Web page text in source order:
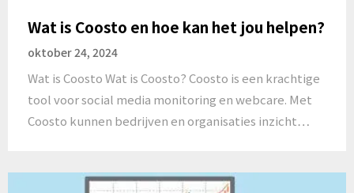
Wat is Coosto en hoe kan het jou helpen?
oktober 24, 2024
Wat is Coosto Wat is Coosto? Coosto is een krachtige
tool voor social media monitoring en webcare. Met
Coosto kunnen bedrijven en organisaties inzicht…